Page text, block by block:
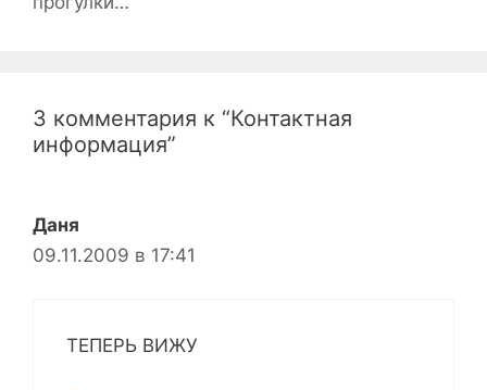
3 комментария к “Контактная
информация”
Даня
09.11.2009 в 17:41
ТЕПЕРЬ ВИЖУ